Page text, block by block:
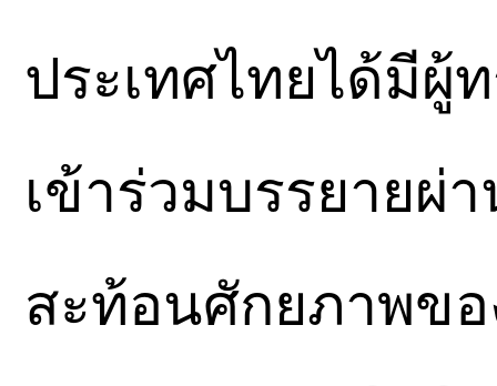
ประเทศไทยได้มี
เข้าร่วมบรรยายผ่
สะท้อนศักยภาพข